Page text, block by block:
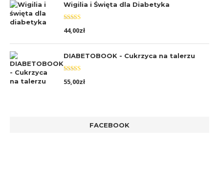
Wigilia i Święta dla Diabetyka
Oceniono
5.00na 5
44,00zł
DIABETOBOOK - Cukrzyca na talerzu
Oceniono
5.00na 5
55,00zł
FACEBOOK